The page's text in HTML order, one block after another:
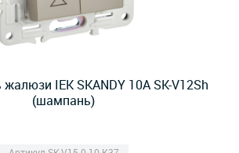
IEK SKANDY 10А SK-V12Sh
(шампань)